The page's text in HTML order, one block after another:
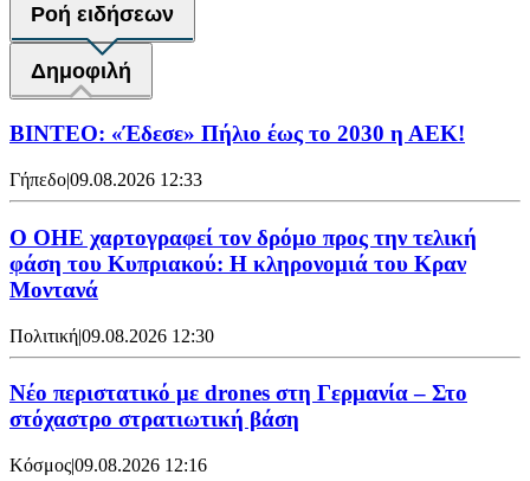
Ροή ειδήσεων
Δημοφιλή
ΒΙΝΤΕΟ: «Έδεσε» Πήλιο έως το 2030 η ΑΕΚ!
Γήπεδο|09.08.2026 12:33
Ο ΟΗΕ χαρτογραφεί τον δρόμο προς την τελική
φάση του Κυπριακού: Η κληρονομιά του Κραν
Μοντανά
Πολιτική|09.08.2026 12:30
Νέο περιστατικό με drones στη Γερμανία – Στο
στόχαστρο στρατιωτική βάση
Κόσμος|09.08.2026 12:16